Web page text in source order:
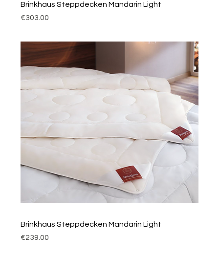
Brinkhaus Steppdecken Mandarin Light
Price
€303.00
Brinkhaus Steppdecken Mandarin Light
Price
€239.00